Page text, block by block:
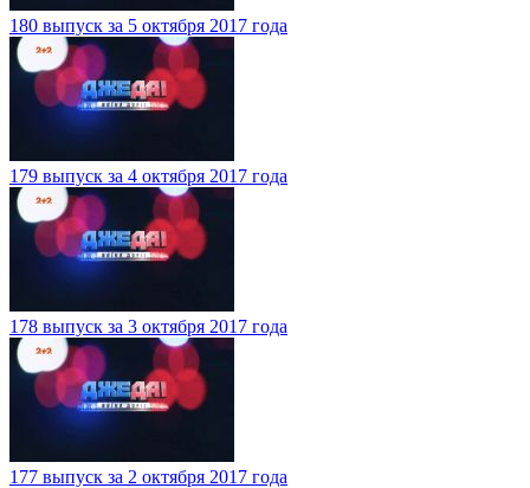
180 выпуск за 5 октября 2017 года
179 выпуск за 4 октября 2017 года
178 выпуск за 3 октября 2017 года
177 выпуск за 2 октября 2017 года